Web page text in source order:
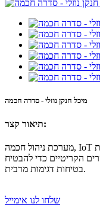
מיכל חנקן נוזלי - סדרה חכמה
תיאור קצר:
מערכת ניהול חכמה, IoT וענן, מנטרת טמפרטורה ורמות נוזלים בו זמנית
הקריטיים כדי להבטיח
בטיחות דגימות מרבית.
שלחו לנו אימייל